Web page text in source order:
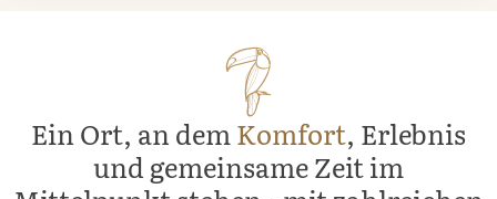
Ein Ort, an demKomfort, Erlebnis
und gemeinsame Zeit im